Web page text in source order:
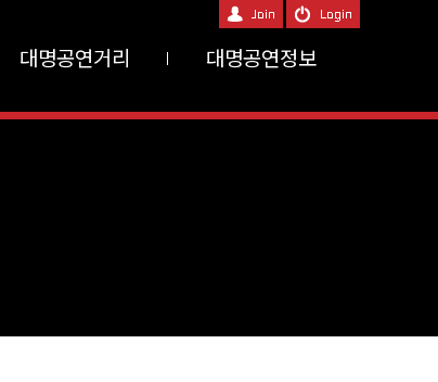
대명공연거리 대명공연정보